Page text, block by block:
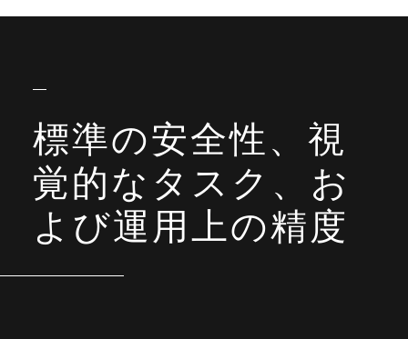
標準の安全性、視
覚的なタスク、お
よび運用上の精度